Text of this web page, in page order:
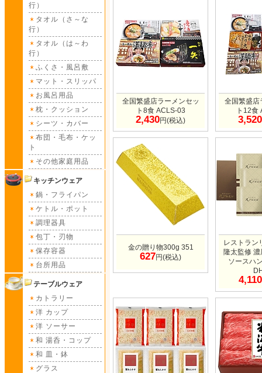
行）
タオル（さ～な
行）
タオル（は～わ
行）
ふくさ・風呂敷
マット・スリッパ
お風呂用品
枕・クッション
シーツ・カバー
布団・毛布・ケッ
ト
その他家庭用品
キッチンウェア
鍋・フライパン
ケトル・ポット
調理器具
包丁・刃物
保存容器
台所用品
テーブルウェア
カトラリー
洋 カップ
洋 ソーサー
和 湯呑・コップ
和 皿・鉢
グラス
全国繁盛店ラーメンセッ
ト8食 ACLS-03
2,430円(税込)
全国繁盛店
ト12食
3,520
金の贈り物300g 351
627円(税込)
レストラン
隆太監修
ソースハ
4,110